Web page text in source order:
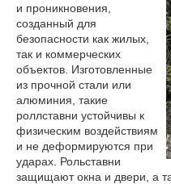
и проникновения,
созданный для
безопасности как жилых,
так и коммерческих
объектов. Изготовленные
из прочной стали или
алюминия, такие
роллставни устойчивы к
физическим воздействиям
и не деформируются при
ударах. Рольставни
защищают окна и двери, а